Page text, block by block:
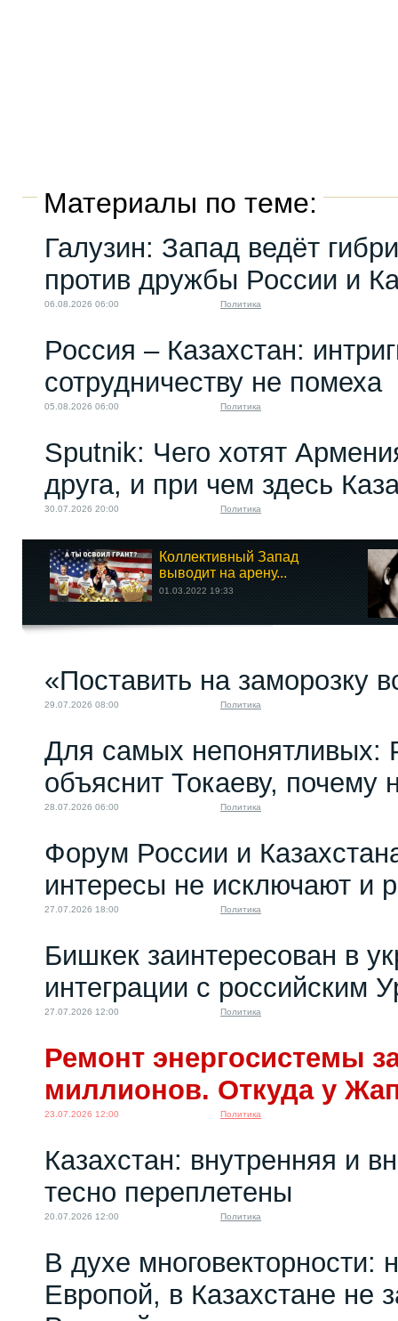
Материалы по теме:
Галузин: Запад ведёт
против дружбы России и
06.08.2026 06:00 Политика
Россия – Казахстан:
сотрудничеству не помеха
05.08.2026 06:00 Политика
Sputnik: Чего хотят
друга, и при чем здесь
30.07.2026 20:00 Политика
Коллективный Запад
выводит на арену...
01.03.2022 19:33
«Поставить на заморозку
29.07.2026 08:00 Политика
Для самых непонятливых:
объяснит Токаеву,
28.07.2026 06:00 Политика
Форум России и
интересы не исключают и
27.07.2026 18:00 Политика
Бишкек заинтересован в
интеграции с российским
27.07.2026 12:00 Политика
Ремонт энергосистемы
миллионов. Откуда у
23.07.2026 12:00 Политика
Казахстан: внутренняя и
тесно переплетены
20.07.2026 12:00 Политика
В духе многовекторности:
Европой, в Казахстане не